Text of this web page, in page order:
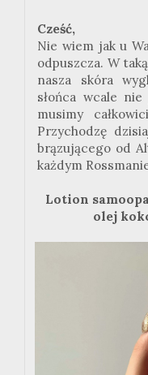
Cześć,
Nie wiem jak u
odpuszcza. W
nasza skóra
słońca wcale
musimy
Przychodzę
brązującego od
każdym
Lotion
olej